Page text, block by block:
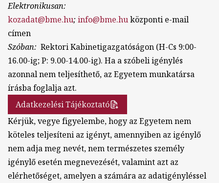
Elektronikusan:
kozadat@bme.hu; info@bme.huközponti e-mail
címen
Szóban: Rektori Kabinetigazgatóságon (H-Cs 9:00-
16.00-ig; P: 9.00-14.00-ig). Ha a szóbeli igénylés
azonnal nem teljesíthető, az Egyetem munkatársa
írásba foglalja azt.
Adatkezelési Tájékoztató
Kérjük, vegye figyelembe, hogy az Egyetem nem
köteles teljesíteni az igényt, amennyiben az igénylő
nem adja meg nevét, nem természetes személy
igénylő esetén megnevezését, valamint azt az
elérhetőséget, amelyen a számára az adatigényléssel